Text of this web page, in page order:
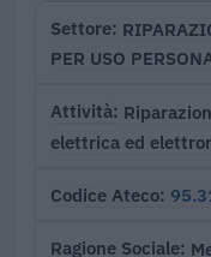
Settore
PER USO
Attività
elettrica ed
Codice Ateco
Ragione Sociale